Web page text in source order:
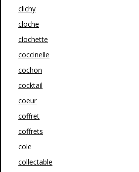
clichy
cloche
clochette
coccinelle
cochon
cocktail
coeur
coffret
coffrets
cole
collectable